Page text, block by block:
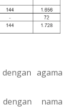
agama
nama